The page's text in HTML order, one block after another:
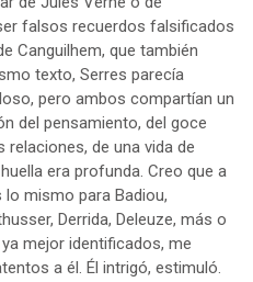
falsos recuerdos falsificados
Canguilhem, que también
texto, Serres parecía
pero ambos compartían un
del pensamiento, del goce
de una vida de
era profunda. Creo que a
mismo para Badiou,
Derrida, Deleuze, más o
mejor identificados, me
a él. Él intrigó, estimuló.